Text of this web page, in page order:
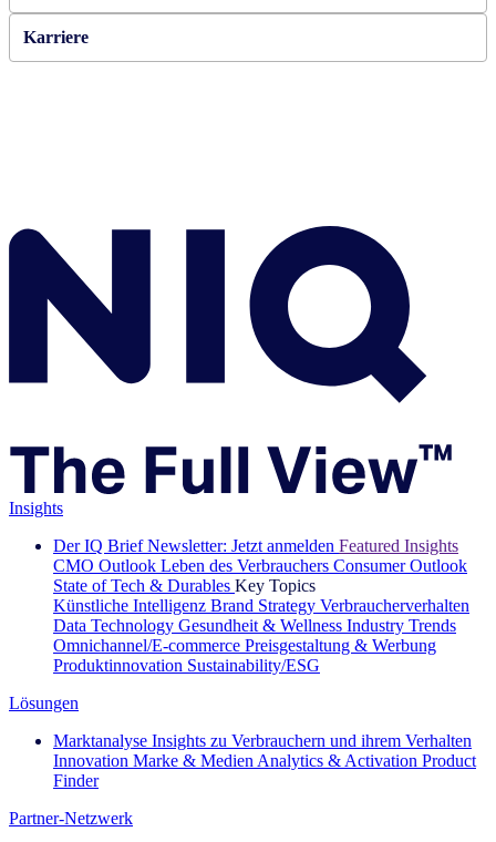
Karriere
Insights
Der IQ Brief Newsletter: Jetzt anmelden Featured Insights
CMO Outlook Leben des Verbrauchers Consumer Outlook
State of Tech & Durables Key Topics
Künstliche Intelligenz Brand Strategy Verbraucherverhalten
Data Technology Gesundheit & Wellness Industry Trends
Omnichannel/E-commerce Preisgestaltung & Werbung
Produktinnovation Sustainability/ESG
Lösungen
Marktanalyse Insights zu Verbrauchern und ihrem Verhalten
Innovation Marke & Medien Analytics & Activation Product
Finder
Partner-Netzwerk